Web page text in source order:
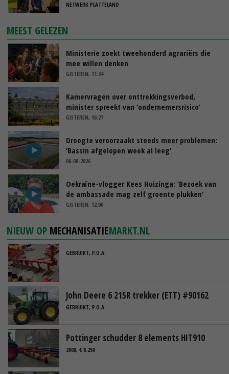
NETWERK PLATTELAND
MEEST GELEZEN
Ministerie zoekt tweehonderd agrariërs die
mee willen denken
GISTEREN, 11:34
Kamervragen over onttrekkingsverbod,
minister spreekt van ‘ondernemersrisico’
GISTEREN, 16:27
Droogte veroorzaakt steeds meer problemen:
‘Bassin afgelopen week al leeg’
06-08-2026
Oekraïne-vlogger Kees Huizinga: ‘Bezoek van
de ambassade mag zelf groente plukken’
GISTEREN, 12:00
NIEUW OP MECHANISATIEMARKT.NL
GEBRUIKT, P.O.A.
John Deere 6 215R trekker (ETT) #90162
GEBRUIKT, P.O.A.
Pottinger schudder 8 elements HIT910
2008, € 8.250